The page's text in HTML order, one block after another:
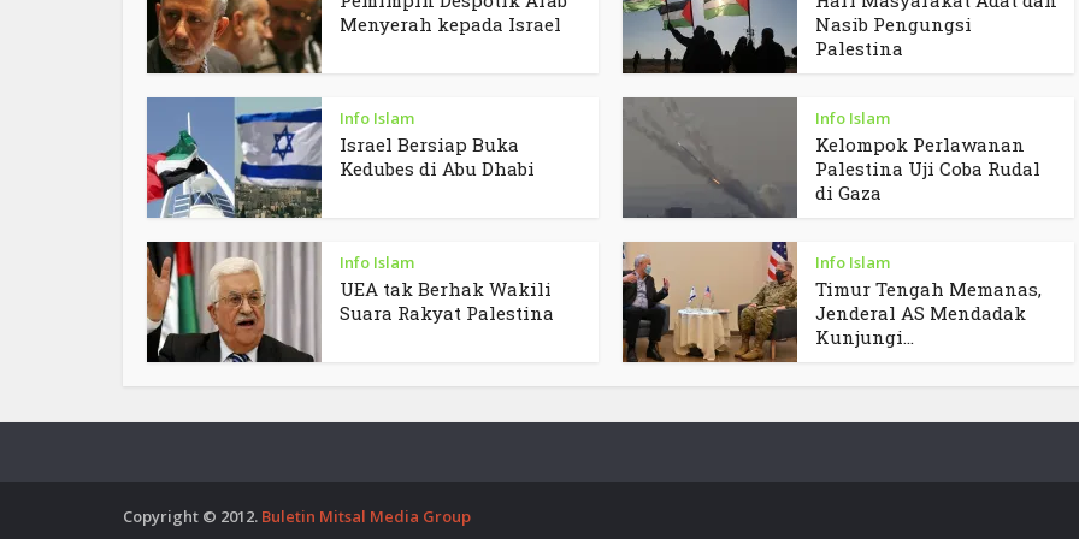
Menyerah kepada Israel
Nasib Pengungsi
Palestina
Info Islam
Israel Bersiap Buka
Kedubes di Abu Dhabi
Info Islam
Kelompok Perlawanan
Palestina Uji Coba Rudal
di Gaza
Info Islam
UEA tak Berhak Wakili
Suara Rakyat Palestina
Info Islam
Timur Tengah Memanas,
Jenderal AS Mendadak
Kunjungi...
Copyright © 2012. Buletin Mitsal Media Group